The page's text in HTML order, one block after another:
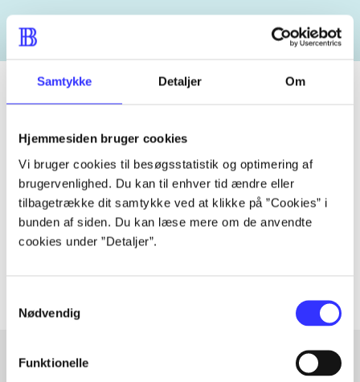
Samtykke Detaljer Om
Hjemmesiden bruger cookies
Vi bruger cookies til besøgsstatistik og optimering af
brugervenlighed. Du kan til enhver tid ændre eller
tilbagetrække dit samtykke ved at klikke på ”Cookies” i
bunden af siden. Du kan læse mere om de anvendte
cookies under ”Detaljer”.
Nødvendig
Funktionelle
Tidsskrift
Artiklen er en del af
lorem ipsum dolor sit amet ...
Tidsskrift